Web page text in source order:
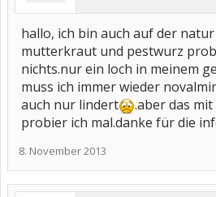
hallo, ich bin auch auf der
mutterkraut und pestwurz
nichts.nur ein loch in meinem
muss ich immer wieder
auch nur lindert
.aber das
probier ich mal.danke für die
8. November 2013